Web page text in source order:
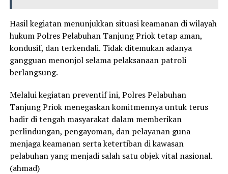
Hasil kegiatan menunjukkan situasi keamanan di wilayah
hukum Polres Pelabuhan Tanjung Priok tetap aman,
kondusif, dan terkendali. Tidak ditemukan adanya
gangguan menonjol selama pelaksanaan patroli
berlangsung.
Melalui kegiatan preventif ini, Polres Pelabuhan
Tanjung Priok menegaskan komitmennya untuk terus
hadir di tengah masyarakat dalam memberikan
perlindungan, pengayoman, dan pelayanan guna
menjaga keamanan serta ketertiban di kawasan
pelabuhan yang menjadi salah satu objek vital nasional.
(ahmad)